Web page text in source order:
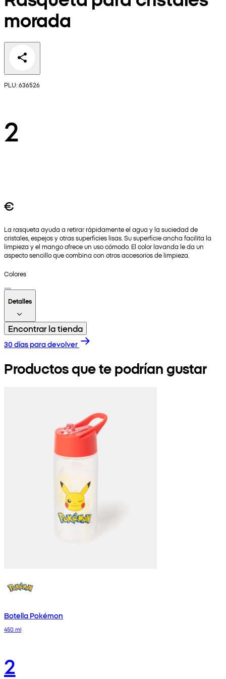
morada
PLU: 636526
2
€
La rasqueta ayuda a retirar rápidamente el agua y la suciedad de
cristales, espejos y otras superficies lisas. Su superficie ancha facilita la
limpieza y el mango ofrece un uso cómodo. El color lavanda le da un
aspecto sencillo que combina con otros accesorios de limpieza.
Colores
Detalles
Encontrar la tienda
30 días para devolver
Productos que te podrían gustar
Botella Pokémon
450 ml
2